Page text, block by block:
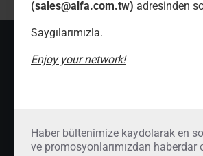
(sales@alfa.com.tw) adresinden
Saygılarımızla.
Enjoy your network!
Haber bültenimize kaydolarak en
ve promosyonlarımızdan haberdar
SON İNCELENENLER